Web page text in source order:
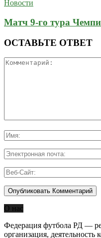
Новости
Матч 9-го тура
ОСТАВЬТЕ ОТВЕТ
О нас
Федерация футбола РД —
организация, деятельность